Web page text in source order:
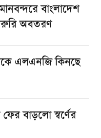
বাংলাদেশ
অবতরণ
এলএনজি কিনছে
ফের বাড়লো স্বর্ণের